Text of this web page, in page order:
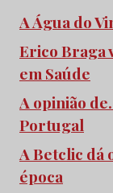
A Água do
Erico Braga
em Saúde
A opinião
Portugal
A Betclic dá
época